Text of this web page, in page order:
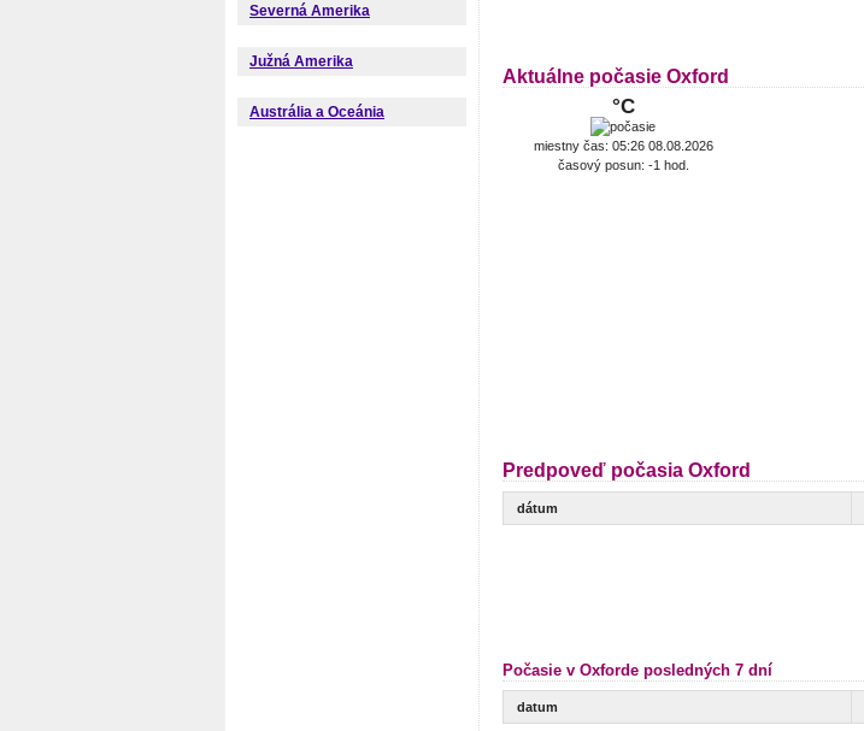
Severná Amerika
Južná Amerika
Austrália a Oceánia
Aktuálne počasie Oxford
°C
miestny čas: 05:26 08.08.2026
časový posun: -1 hod.
Predpoveď počasia Oxford
dátum
Počasie v Oxforde posledných 7 dní
datum